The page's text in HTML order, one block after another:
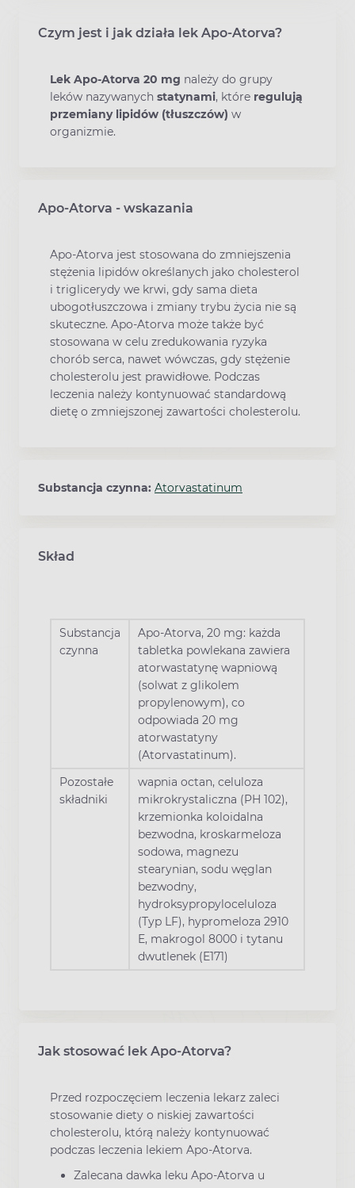
Czym jest i jak działa lek Apo-Atorva?
Lek Apo-Atorva 20 mg należy do grupy
leków nazywanych statynami, które regulują
przemiany lipidów (tłuszczów) w
organizmie.
Apo-Atorva - wskazania
Apo-Atorva jest stosowana do zmniejszenia
stężenia lipidów określanych jako cholesterol
i triglicerydy we krwi, gdy sama dieta
ubogotłuszczowa i zmiany trybu życia nie są
skuteczne. Apo-Atorva może także być
stosowana w celu zredukowania ryzyka
chorób serca, nawet wówczas, gdy stężenie
cholesterolu jest prawidłowe. Podczas
leczenia należy kontynuować standardową
dietę o zmniejszonej zawartości cholesterolu.
Substancja czynna: Atorvastatinum
Skład
Substancja
czynna
Apo-Atorva, 20 mg: każda
tabletka powlekana zawiera
atorwastatynę wapniową
(solwat z glikolem
propylenowym), co
odpowiada 20 mg
atorwastatyny
(Atorvastatinum).
Pozostałe
składniki
wapnia octan, celuloza
mikrokrystaliczna (PH 102),
krzemionka koloidalna
bezwodna, kroskarmeloza
sodowa, magnezu
stearynian, sodu węglan
bezwodny,
hydroksypropyloceluloza
(Typ LF), hypromeloza 2910
E, makrogol 8000 i tytanu
dwutlenek (E171)
Jak stosować lek Apo-Atorva?
Przed rozpoczęciem leczenia lekarz zaleci
stosowanie diety o niskiej zawartości
cholesterolu, którą należy kontynuować
podczas leczenia lekiem Apo-Atorva.
Zalecana dawka leku Apo-Atorva u